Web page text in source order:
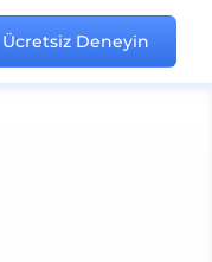
Ücretsiz Deneyin